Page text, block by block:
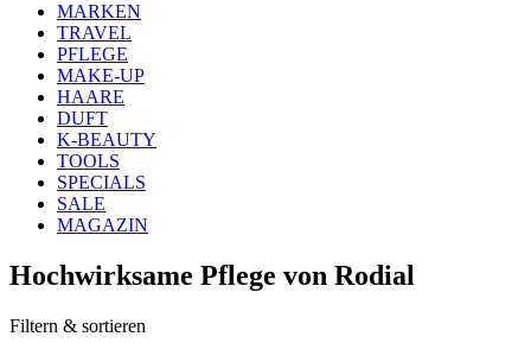
MARKEN
TRAVEL
PFLEGE
MAKE-UP
HAARE
DUFT
K-BEAUTY
TOOLS
SPECIALS
SALE
MAGAZIN
Hochwirksame Pflege von Rodial
Filtern & sortieren